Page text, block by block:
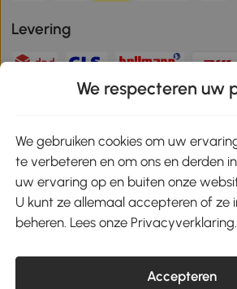
Levering
Download de app en ontvang
Google Play
We respecteren uw
We gebruiken cookies om uw
te verbeteren en om ons en derden
uw ervaring op en buiten onze
U kunt ze allemaal accepteren of ze
beheren. Lees onze Privacyverklaring.
Accepteren